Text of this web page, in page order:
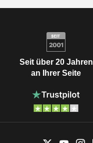
Seit über 20 Jahren
an Ihrer Seite